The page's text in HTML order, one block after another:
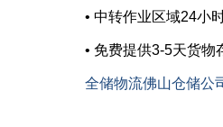
• 中转作业区域24小
• 免费提供3-5天货物
全储物流佛山仓储公